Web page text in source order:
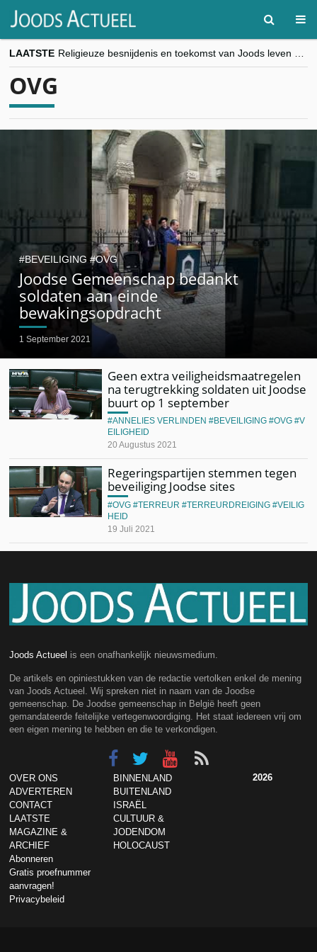
LAATSTE
“Besnijdenisdebat toont hoe moeilijk seculiere Westen minderheden begrijpt”, Jinnih Beels (Vooruit)
OVG
Joodse Gemeenschap bedankt
soldaten aan einde
bewakingsopdracht
1 September 2021
BEVEILIGING OVG
Geen extra veiligheidsmaatregelen
na terugtrekking soldaten uit Joodse
buurt op 1 september
20 Augustus 2021
ANNELIES VERLINDEN BEVEILIGING OVG
V
EILIGHEID
Regeringspartijen stemmen tegen
beveiliging Joodse sites
19 Juli 2021
OVG TERREUR TERREURDREIGING
VEILIG
HEID
Joods Actueel is een onafhankelijk nieuwsmedium.
De artikels en opiniestukken van de redactie vertolken enkel de mening
van Joods Actueel. Wij spreken niet in naam van de Joodse
gemeenschap. De Joodse gemeenschap in België heeft geen
gemandateerde feitelijke vertegenwoordiging. Het staat iedereen vrij om
een eigen mening te hebben en die te verkondigen.
OVER ONS
ADVERTEREN
CONTACT
LAATSTE
MAGAZINE &
ARCHIEF
Abonneren
Gratis proefnummer
aanvragen!
Privacybeleid
BINNENLAND
BUITENLAND
ISRAËL
CULTUUR &
JODENDOM
HOLOCAUST
2026